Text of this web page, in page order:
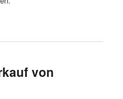
von